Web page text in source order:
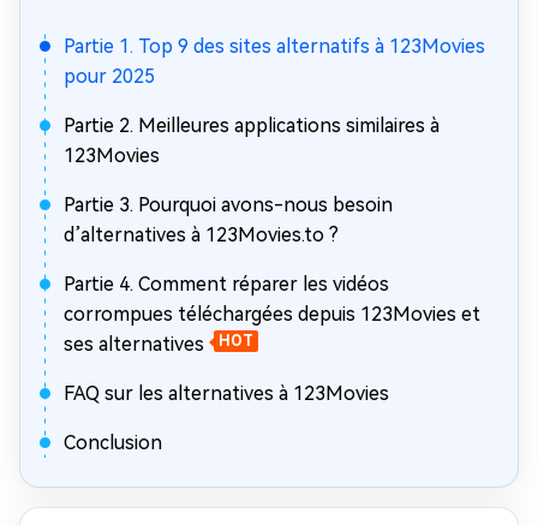
Partie 1. Top 9 des sites alternatifs à 123Movies
pour 2025
Partie 2. Meilleures applications similaires à
123Movies
Partie 3. Pourquoi avons-nous besoin
d’alternatives à 123Movies.to ?
Partie 4. Comment réparer les vidéos
corrompues téléchargées depuis 123Movies et
ses alternatives
HOT
FAQ sur les alternatives à 123Movies
Conclusion